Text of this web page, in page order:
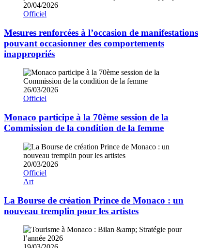
20/04/2026
Officiel
Mesures renforcées à l’occasion de manifestations
pouvant occasionner des comportements
inappropriés
26/03/2026
Officiel
Monaco participe à la 70ème session de la
Commission de la condition de la femme
20/03/2026
Officiel
Art
La Bourse de création Prince de Monaco : un
nouveau tremplin pour les artistes